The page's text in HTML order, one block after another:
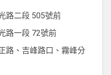
路二段 505號前
路一段 72號前
路、吉峰路口、霧峰分